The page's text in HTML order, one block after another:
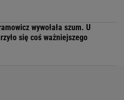
wywołała szum. U
się coś ważniejszego